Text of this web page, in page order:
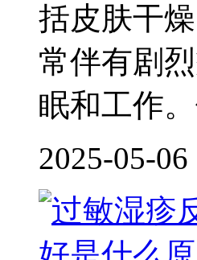
括皮肤干
常伴有剧
眠和工作
2025-05-06